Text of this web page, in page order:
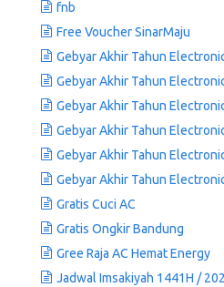
fnb
Free Voucher SinarMaju
Gebyar Akhir Tahun
Gebyar Akhir Tahun
Gebyar Akhir Tahun
Gebyar Akhir Tahun
Gebyar Akhir Tahun
Gebyar Akhir Tahun
Gratis Cuci AC
Gratis Ongkir Bandung
Gree Raja AC Hemat Energy
Jadwal Imsakiyah 1441H /